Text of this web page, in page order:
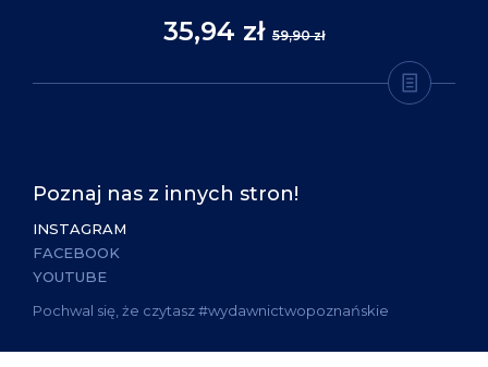
35,94 zł 59,90 zł
Poznaj nas z innych stron!
INSTAGRAM
FACEBOOK
YOUTUBE
Pochwal się, że czytasz #wydawnictwopoznańskie